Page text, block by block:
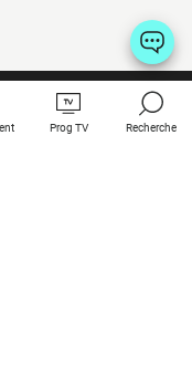
Prog TV Recherche